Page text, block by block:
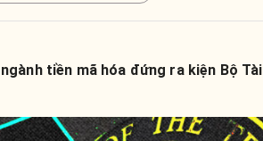
tiền mã hóa đứng ra kiện Bộ Tài